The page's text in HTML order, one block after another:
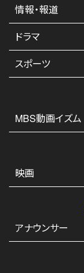
情報・報道
ドラマ
スポーツ
MBS動画イズム
映画
アナウンサー